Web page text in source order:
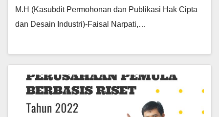
M.H (Kasubdit Permohonan dan Publikasi Hak Cipta
dan Desain Industri)-Faisal Narpati,…